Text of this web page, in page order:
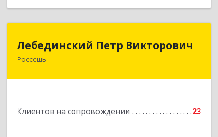
Лебединский Петр Викторович
Россошь
Клиентов на сопровождении 23
Лебединский Петр Викторович
396650, Воронежская обл., г. Россошь, пер.